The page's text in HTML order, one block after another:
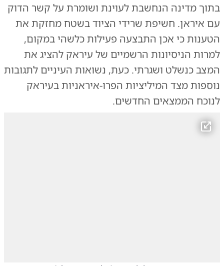
בתוך מדינה הנחשבת לעוינת ושומרת על קשר הדוק
עם איראן. חשיפת שרידי הציוד בשטח מחזקת את
הטענות כי אכן התבצעה פעילות כלשהי במקום,
למרות הניסיונות הרשמיים של עיראק להציג את
המצב כנשלט ושגרתי. כעת, נשואות העיניים לתגובות
נוספות מצד המיליציות הפרו-איראניות בעיראק
לנוכח הממצאים החדשים.